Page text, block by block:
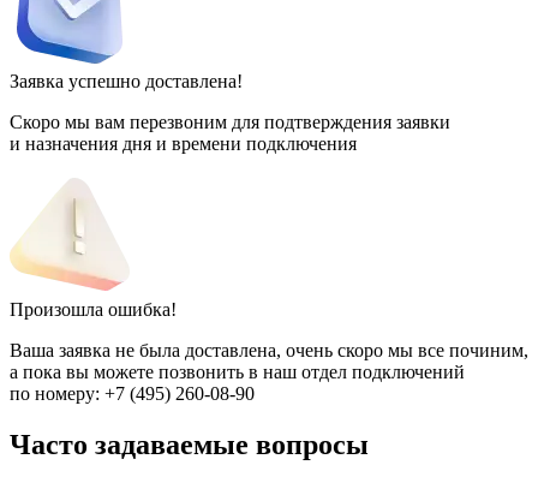
Заявка успешно доставлена!
Скоро мы вам перезвоним для подтверждения заявки
и назначения дня и времени подключения
Произошла ошибка!
Ваша заявка не была доставлена, очень скоро мы все починим,
а пока вы можете позвонить в наш отдел подключений
по номеру: +7 (495) 260-08-90
Часто задаваемые вопросы